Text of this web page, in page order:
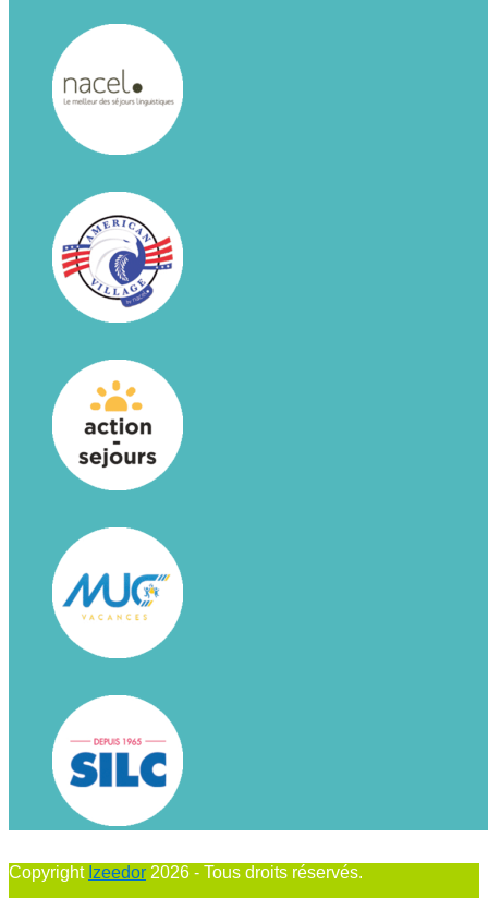
Copyright Izeedor 2026 - Tous droits réservés.